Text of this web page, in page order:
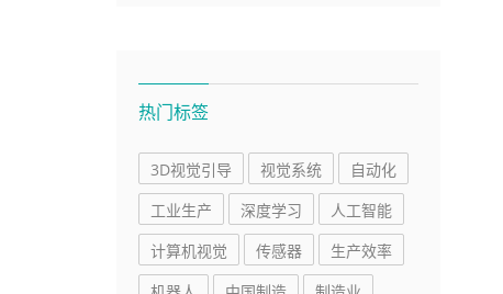
热门标签
3D视觉引导 视觉系统
自动化
工业生产
深度学习
人工智能
计算机视觉
传感器
生产效率